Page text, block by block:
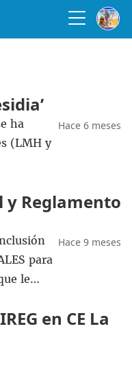
Hace 6 meses
ha
(LMH y
y Reglamento
Hace 9 meses
para
le…
en CE La